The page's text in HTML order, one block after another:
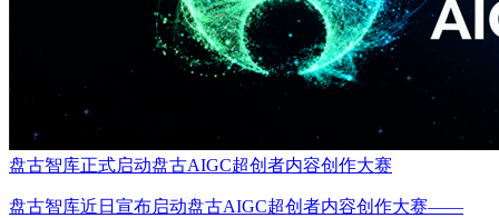
盘古智库正式启动盘古AIGC超创者内容创作大赛
盘古智库近日宣布启动盘古AIGC超创者内容创作大赛——